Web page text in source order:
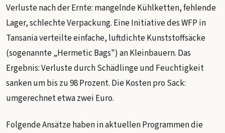
Verluste nach der Ernte: mangelnde Kühlketten, fehlende
Lager, schlechte Verpackung. Eine Initiative des WFP in
Tansania verteilte einfache, luftdichte Kunststoffsäcke
(sogenannte „Hermetic Bags") an Kleinbauern. Das
Ergebnis: Verluste durch Schädlinge und Feuchtigkeit
sanken um bis zu 98 Prozent. Die Kosten pro Sack:
umgerechnet etwa zwei Euro.
Folgende Ansätze haben in aktuellen Programmen die